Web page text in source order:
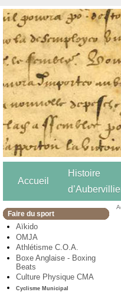
Accueil
Histoire
Faire du sport
Aïkido
OMJA
Athlétisme C.O.A.
Boxe Anglaise - Boxing
Beats
Culture Physique CMA
Cyclisme Municipal